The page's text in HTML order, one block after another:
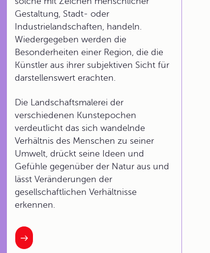
Gestaltung, Stadt- oder
Industrielandschaften, handeln.
Wiedergegeben werden die
Besonderheiten einer Region, die die
Künstler aus ihrer subjektiven Sicht für
darstellenswert erachten.
Die Landschaftsmalerei der
verschiedenen Kunstepochen
verdeutlicht das sich wandelnde
Verhältnis des Menschen zu seiner
Umwelt, drückt seine Ideen und
Gefühle gegenüber der Natur aus und
lässt Veränderungen der
gesellschaftlichen Verhältnisse
erkennen.